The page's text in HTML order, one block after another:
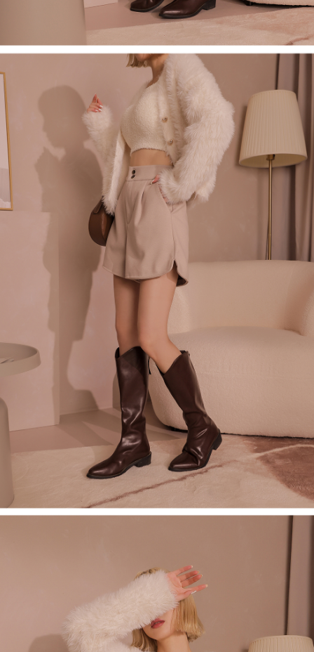
【Panduan Penggunaan Pembayaran Ansuran Gogo】
1. Perkhidmatan ini disediakan oleh Taiwan Mobile, pengguna telefon
mudah alih boleh segera menggunakan tanpa perlu memohon lagi.
(Hanya untuk nombor langganan peribadi, tidak terbuka untuk syarikat
2. Pilihan kaedah pembayaran "Pembayaran Ansuran Gogo", selepas
pesanan ditubuhkan, akan secara automatik dialihkan ke proses
transaksi Gogo, selepas pengesahan nombor telefon, pilih bilangan
ansuran yang diingini, tarikh akhir pembayaran, dan setelah
mengesahkan pembayaran, transaksi akan selesai.
3. Jumlah kelulusan sebenar, bilangan ansuran dan jumlah bayaran
adalah berdasarkan halaman pengesahan transaksi seterusnya.
4. Dalam masa 30 minit selepas pesanan ditubuhkan, jika tidak pergi
untuk mengesahkan transaksi atau jika tidak lulus semakan, pesanan
akan dibatalkan secara automatik. Jika terdapat situasi "pindah untuk
semakan khusus" yang tidak lulus, ini menunjukkan bahawa sistem
penilaian tidak mencukupi, tiada penjelasan mengenai kandungan
penilaian boleh diberikan.
【Penerangan Kaedah Pembayaran】
1. Pembayaran ansuran tidak digabungkan dalam bil telekomunikasi,
"Pembayaran Ansuran Gogo" akan menghantar SMS peringatan
pembayaran selepas tarikh penyelesaian bulanan.
2. Melalui pautan SMS untuk membuka bil, anda boleh memilih untuk
membayar melalui "Kod bar kedai serbaneka / Kedai rasmi Taiwan
Mobile / Pemindahan bank / Pembayaran J街口 / iPASS MONEY" dan
【Nota Penting】
1. Perkhidmatan ini disediakan oleh "Taiwan Mobile Co., Ltd." untuk
membolehkan pengguna membeli produk atau perkhidmatan melalui
perkhidmatan ini semasa transaksi, dan kedai akan menyerahkan hak
tuntutan harga jual/beli ansuran kepada syarikat ini untuk membayar bil
menggunakan bil syarikat ini.
2. Berdasarkan tujuan kontrak persetujuan pembayaran menggunakan
"Pembayaran Ansuran Gogo", kedai akan memberikan maklumat peribadi
anda (termasuk nama, telefon atau alamat) kepada Taiwan Mobile untuk
pengumpulan, pemprosesan dan penggunaan, untuk pengesahan,
semakan dan pembetulan data yang diperlukan untuk bil ansuran oleh
Taiwan Mobile.
3. Sila baca syarat perkhidmatan pengguna secara lengkap melalui
untuk menggunakan AFTEE.
Sila hubungi NP Taiwan Inc. di
jika anda
mempunyai sebarang kebimbangan mengenai pemprosesan dan
penggunaan pada data peribadi. Jika anda tidak bersetuju dengan data
peribadi yang disenaraikan seperti di atas akan dikumpul dan digunakan
oleh AFTEE, sila jangan gunakan perkhidmatan ini.